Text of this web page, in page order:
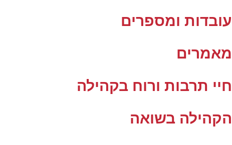
עובדות ומספרים
מאמרים
חיי תרבות ורוח בקהילה
הקהילה בשואה